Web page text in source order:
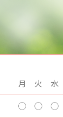
月 火 水
◯ ◯ ◯